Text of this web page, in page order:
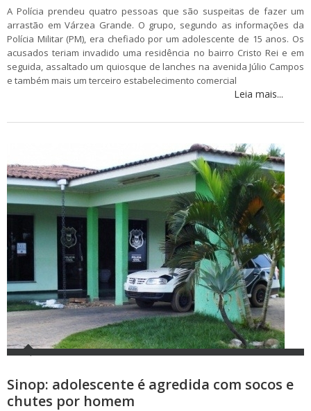
A Polícia prendeu quatro pessoas que são suspeitas de fazer um
arrastão em Várzea Grande. O grupo, segundo as informações da
Polícia Militar (PM), era chefiado por um adolescente de 15 anos. Os
acusados teriam invadido uma residência no bairro Cristo Rei e em
seguida, assaltado um quiosque de lanches na avenida Júlio Campos
e também mais um terceiro estabelecimento comercial
Leia mais...
Sinop: adolescente é agredida com socos e
chutes por homem